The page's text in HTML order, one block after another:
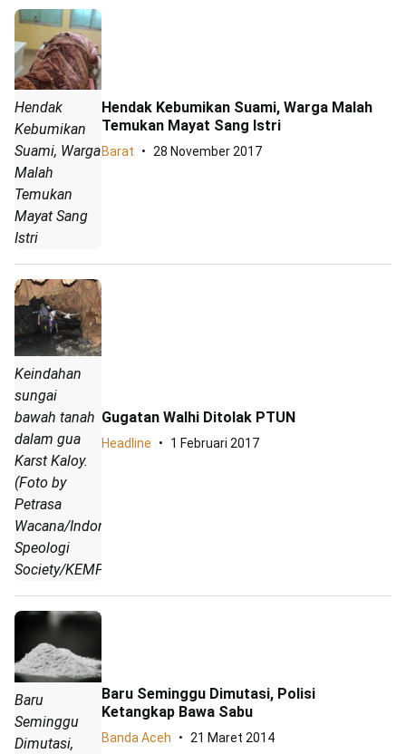
Hendak
Kebumikan
Suami, Warga
Malah
Temukan
Mayat Sang
Istri
Hendak Kebumikan Suami, Warga Malah
Temukan Mayat Sang Istri
Barat 28 November 2017
Keindahan
sungai
bawah tanah
dalam gua
Karst Kaloy.
(Foto by
Petrasa
Wacana/Indonesia
Speologi
Society/KEMPRa)
Gugatan Walhi Ditolak PTUN
Headline 1 Februari 2017
Baru
Seminggu
Dimutasi,
Baru Seminggu Dimutasi, Polisi
Ketangkap Bawa Sabu
Banda Aceh 21 Maret 2014